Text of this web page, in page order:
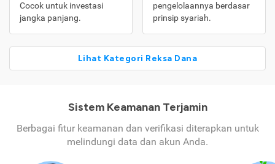
Cocok untuk investasi
jangka panjang.
pengelolaannya berdasar
prinsip syariah.
Lihat Kategori Reksa Dana
Sistem Keamanan Terjamin
Berbagai fitur keamanan dan verifikasi diterapkan untuk
melindungi data dan akun Anda.